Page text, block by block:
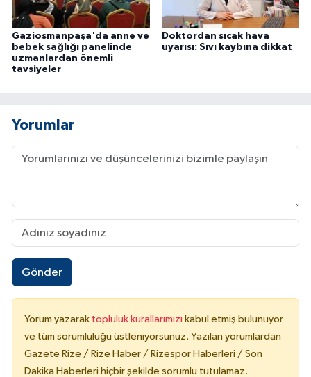
Gaziosmanpaşa'da anne ve
bebek sağlığı panelinde
uzmanlardan önemli
tavsiyeler
Doktordan sıcak hava
uyarısı: Sıvı kaybına dikkat
Yorumlar
Gönder
Yorum yazarak topluluk kurallarımızı kabul etmiş bulunuyor
ve tüm sorumluluğu üstleniyorsunuz. Yazılan yorumlardan
Gazete Rize / Rize Haber / Rizespor Haberleri / Son
Dakika Haberleri hiçbir şekilde sorumlu tutulamaz.